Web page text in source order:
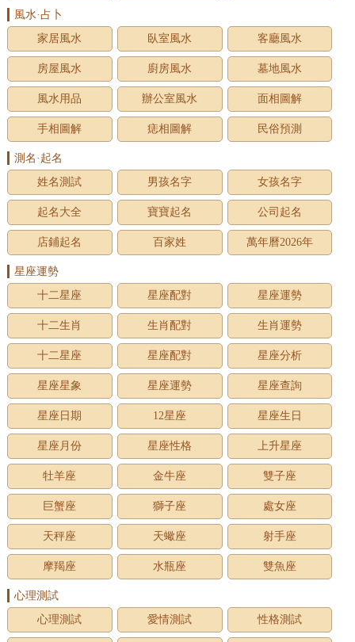
風水·占卜
家居風水
臥室風水 客廳風水
房屋風水 廚房風水 墓地風水
風水用品 辦公室風水 面相圖解
手相圖解 痣相圖解 民俗預測
測名·起名
姓名測試
男孩名字 女孩名字
起名大全 寶寶起名 公司起名
店鋪起名 百家姓 萬年曆2026年
星座運勢
十二星座
星座配對 星座運勢
十二生肖 生肖配對 生肖運勢
十二星座 星座配對 星座分析
星座星象 星座運勢 星座查詢
星座日期 12星座 星座生日
星座月份 星座性格 上升星座
牡羊座 金牛座 雙子座
巨蟹座 獅子座 處女座
天秤座 天蠍座 射手座
摩羯座 水瓶座 雙魚座
心理測試
心理測試
愛情測試 性格測試